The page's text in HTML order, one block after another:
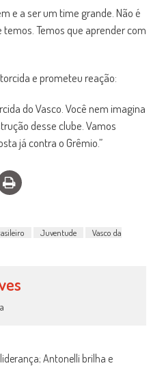
e a ser um time grande. Não é
Temos que aprender com
e prometeu reação:
do Vasco. Você nem imagina
desse clube. Vamos
já contra o Grêmio.”
Juventude
Vasco da
Antonelli brilha e